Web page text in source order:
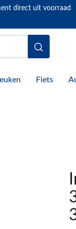
direct uit voorraad
Fiets